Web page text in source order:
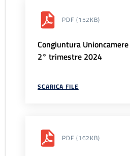
PDF (152KB)
Congiuntura
2° trimestre 2024
SCARICA FILE
PDF (162KB)